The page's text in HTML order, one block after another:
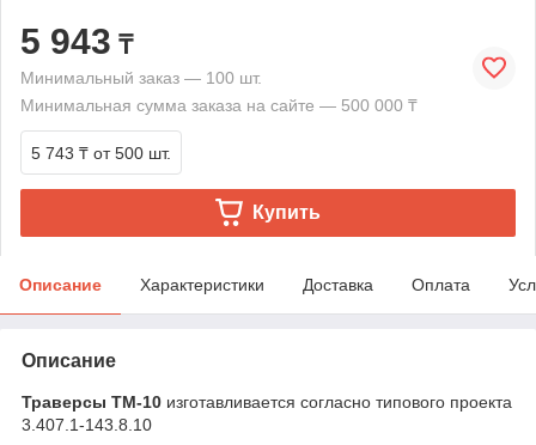
5 943 ₸
Минимальный заказ — 100 шт.
Минимальная сумма заказа на сайте — 500 000 ₸
5 743 ₸ от 500 шт.
Купить
Описание Характеристики Доставка Оплата
Описание
Траверсы ТМ-10 изготавливается согласно типового проекта
3.407.1-143.8.10